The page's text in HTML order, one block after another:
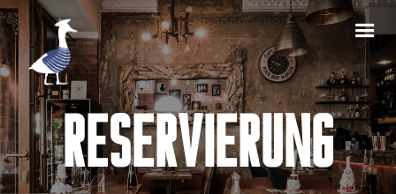
RESERVIERUNG